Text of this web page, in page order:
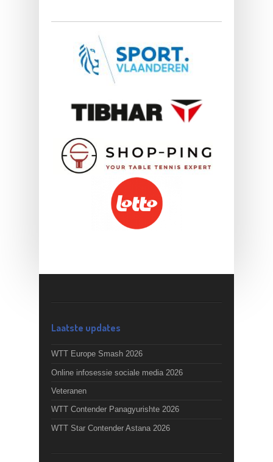
Laatste updates
WTT Europe Smash 2026
Online infosessie sociale media 2026
Veteranen
WTT Contender Panagyurishte 2026
WTT Star Contender Astana 2026